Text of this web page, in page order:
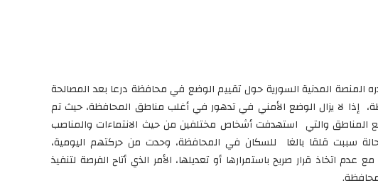
المنصة المدنية السورية حول تقييم الوضع في محافظة درعا بعد المصالحة
إذا لا يزال الوضع الأمني في تدهور في أغلب مناطق المحافظة، حيث تم
المناطق والتي استهدفت أشخاص مختلفين من حيث الانتماءات والمناصب
سببت قلقا بالغا للسكان في المحافظة، وحدت من حركتهم اليومية،
عدم اتخاذ قرار صريح باستمرارها أو تعديلها، الأمر الذي أتاح الفرصة لتنفيذ